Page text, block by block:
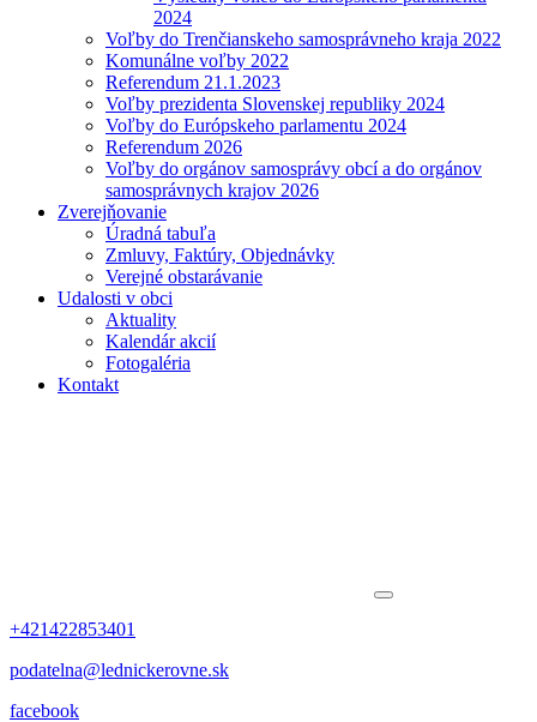
2024
Voľby do Trenčianskeho samosprávneho kraja 2022
Komunálne voľby 2022
Referendum 21.1.2023
Voľby prezidenta Slovenskej republiky 2024
Voľby do Európskeho parlamentu 2024
Referendum 2026
Voľby do orgánov samosprávy obcí a do orgánov
samosprávnych krajov 2026
Zverejňovanie
Úradná tabuľa
Zmluvy, Faktúry, Objednávky
Verejné obstarávanie
Udalosti v obci
Aktuality
Kalendár akcií
Fotogaléria
Kontakt
+421422853401
podatelna@lednickerovne.sk
facebook